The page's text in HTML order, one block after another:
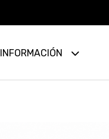
INFORMACIÓN